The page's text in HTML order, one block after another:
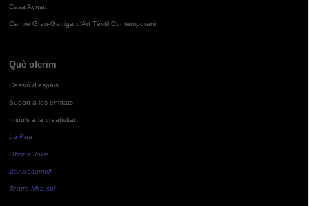
Casa Aymat
Centre Grau-Garriga d'Art Tèxtil Contemporani
Què oferim
Cessió d'espais
Suport a les entitats
Impuls a la creativitat
La Pua
Oficina Jove
Bar Bocamoll
Teatre Mira-sol